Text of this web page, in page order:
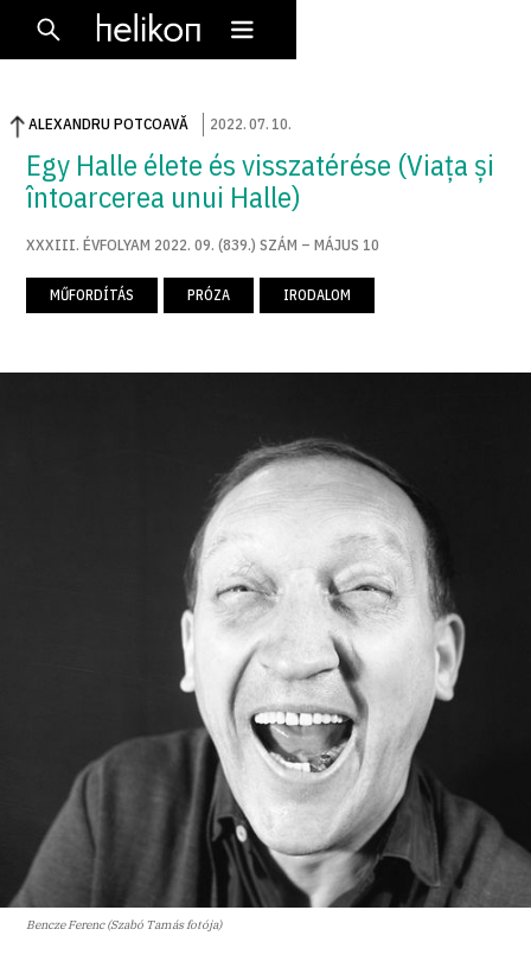
ALEXANDRU POTCOAVĂ 2022.07. 10.
Egy Halle élete és visszatérése (Viața și
întoarcerea unui Halle)
XXXIII. ÉVFOLYAM 2022. 09. (839.) SZÁM – MÁJUS 10
MŰFORDÍTÁS PRÓZA IRODALOM
Bencze Ferenc (Szabó Tamás fotója)